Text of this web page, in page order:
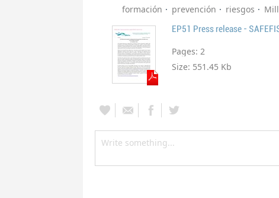
formación
prevención riesgos
Pages: 2
Size: 551.45 Kb